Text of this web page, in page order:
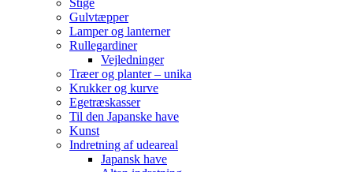
Stige
Gulvtæpper
Lamper og lanterner
Rullegardiner
Vejledninger
Træer og planter – unika
Krukker og kurve
Egetræskasser
Til den Japanske have
Kunst
Indretning af udeareal
Japansk have